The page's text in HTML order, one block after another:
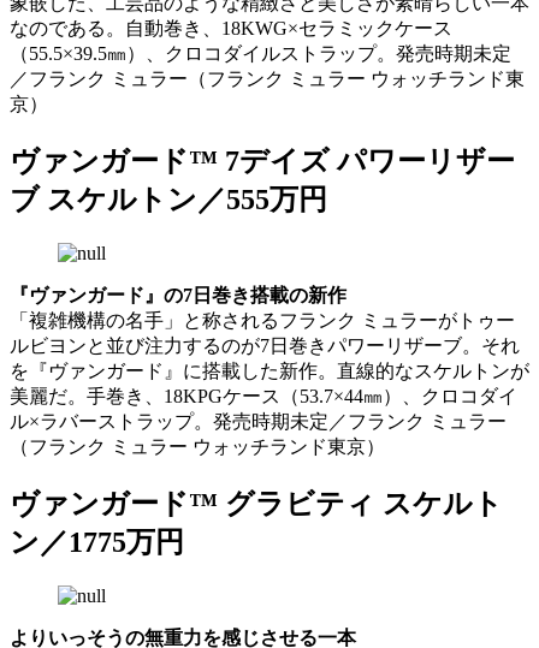
なのである。自動巻き、18KWG×セラミックケース
（55.5×39.5㎜）、クロコダイルストラップ。発売時期未定
／フランク ミュラー（フランク ミュラー ウォッチランド東
京）
ヴァンガード™ 7デイズ パワーリザー
ブ スケルトン／555万円
『ヴァンガード』の7日巻き搭載の新作
「複雑機構の名手」と称されるフランク ミュラーがトゥー
ルビヨンと並び注力するのが7日巻きパワーリザーブ。それ
を『ヴァンガード』に搭載した新作。直線的なスケルトンが
美麗だ。手巻き、18KPGケース（53.7×44㎜）、クロコダイ
ル×ラバーストラップ。発売時期未定／フランク ミュラー
（フランク ミュラー ウォッチランド東京）
ヴァンガード™ グラビティ スケルト
ン／1775万円
よりいっそうの無重力を感じさせる一本